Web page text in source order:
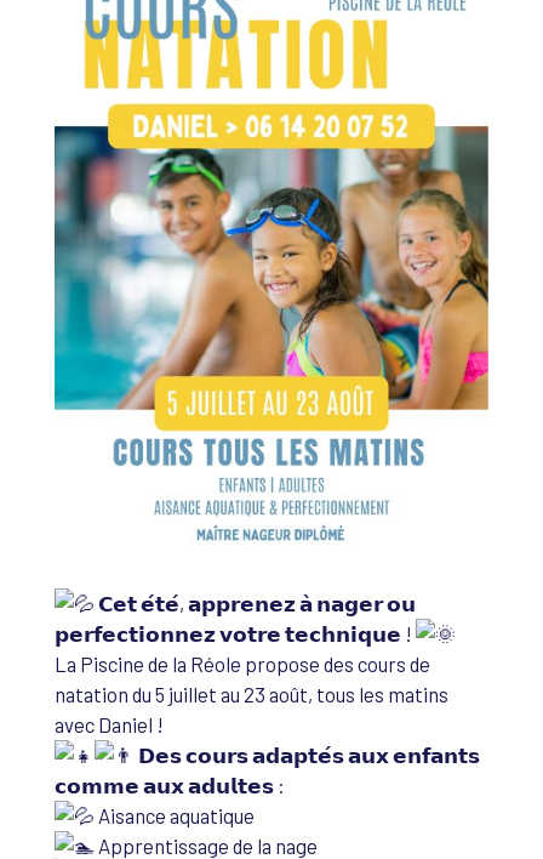
𝗖𝗲𝘁 𝗲́𝘁𝗲́, 𝗮𝗽𝗽𝗿𝗲𝗻𝗲𝘇 𝗮̀ 𝗻𝗮𝗴𝗲𝗿 𝗼𝘂
𝗽𝗲𝗿𝗳𝗲𝗰𝘁𝗶𝗼𝗻𝗻𝗲𝘇 𝘃𝗼𝘁𝗿𝗲 𝘁𝗲𝗰𝗵𝗻𝗶𝗾𝘂𝗲 !
La Piscine de la Réole propose des cours de
natation du 5 juillet au 23 août, tous les matins
avec Daniel !
𝗗𝗲𝘀 𝗰𝗼𝘂𝗿𝘀 𝗮𝗱𝗮𝗽𝘁𝗲́𝘀 𝗮𝘂𝘅 𝗲𝗻𝗳𝗮𝗻𝘁𝘀
𝗰𝗼𝗺𝗺𝗲 𝗮𝘂𝘅 𝗮𝗱𝘂𝗹𝘁𝗲𝘀 :
Aisance aquatique
Apprentissage de la nage